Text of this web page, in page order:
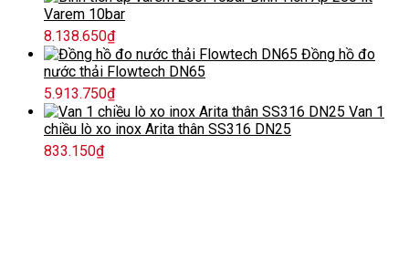
Varem 10bar
8.138.650₫
Đồng hồ đo
nước thải Flowtech DN65
5.913.750₫
Van 1
chiều lò xo inox Arita thân SS316 DN25
833.150₫